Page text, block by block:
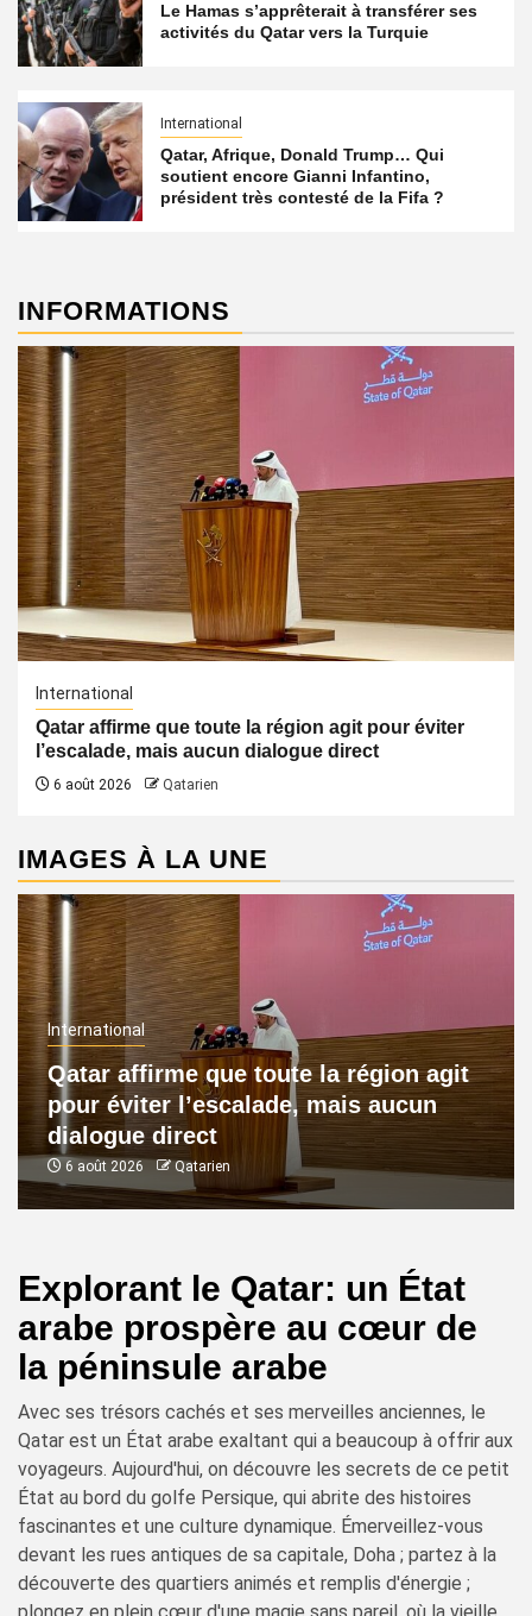
Le Hamas s’apprêterait à transférer ses
activités du Qatar vers la Turquie
International
Qatar, Afrique, Donald Trump… Qui
soutient encore Gianni Infantino,
président très contesté de la Fifa ?
INFORMATIONS
International
Qatar affirme que toute la région agit pour éviter
l’escalade, mais aucun dialogue direct
6 août 2026 Qatarien
IMAGES À LA UNE
International
Qatar affirme que toute la région agit
pour éviter l’escalade, mais aucun
dialogue direct
6 août 2026 Qatarien
Explorant le Qatar: un État
arabe prospère au cœur de
la péninsule arabe
Avec ses trésors cachés et ses merveilles anciennes, le
Qatar est un État arabe exaltant qui a beaucoup à offrir aux
voyageurs. Aujourd'hui, on découvre les secrets de ce petit
État au bord du golfe Persique, qui abrite des histoires
fascinantes et une culture dynamique. Émerveillez-vous
devant les rues antiques de sa capitale, Doha ; partez à la
découverte des quartiers animés et remplis d'énergie ;